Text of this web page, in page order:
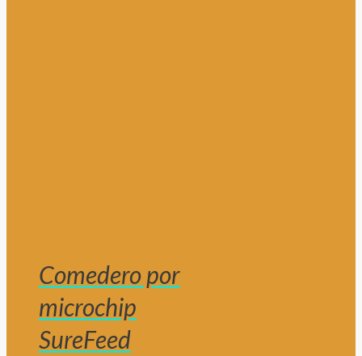
Comedero por
microchip
SureFeed